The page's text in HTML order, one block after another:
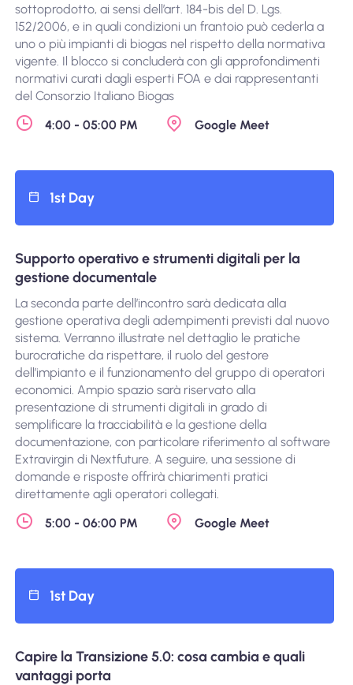
sottoprodotto, ai sensi dell’art. 184-bis del D. Lgs.
152/2006, e in quali condizioni un frantoio può cederla a
uno o più impianti di biogas nel rispetto della normativa
vigente. Il blocco si concluderà con gli approfondimenti
normativi curati dagli esperti FOA e dai rappresentanti
del Consorzio Italiano Biogas
4:00 - 05:00 PM
Google Meet
1st Day
Supporto operativo e strumenti digitali per la
gestione documentale
La seconda parte dell’incontro sarà dedicata alla
gestione operativa degli adempimenti previsti dal nuovo
sistema. Verranno illustrate nel dettaglio le pratiche
burocratiche da rispettare, il ruolo del gestore
dell’impianto e il funzionamento del gruppo di operatori
economici. Ampio spazio sarà riservato alla
presentazione di strumenti digitali in grado di
semplificare la tracciabilità e la gestione della
documentazione, con particolare riferimento al software
Extravirgin di Nextfuture. A seguire, una sessione di
domande e risposte offrirà chiarimenti pratici
direttamente agli operatori collegati.
5:00 - 06:00 PM
Google Meet
1st Day
Capire la Transizione 5.0: cosa cambia e quali
vantaggi porta